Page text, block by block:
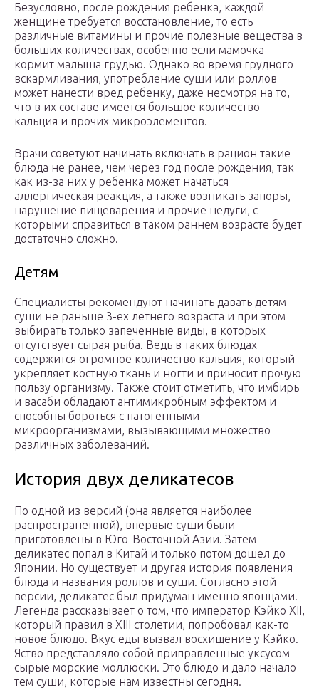
Безусловно, после рождения ребенка, каждой
женщине требуется восстановление, то есть
различные витамины и прочие полезные вещества в
больших количествах, особенно если мамочка
кормит малыша грудью. Однако во время грудного
вскармливания, употребление суши или роллов
может нанести вред ребенку, даже несмотря на то,
что в их составе имеется большое количество
кальция и прочих микроэлементов.
Врачи советуют начинать включать в рацион такие
блюда не ранее, чем через год после рождения, так
как из-за них у ребенка может начаться
аллергическая реакция, а также возникать запоры,
нарушение пищеварения и прочие недуги, с
которыми справиться в таком раннем возрасте будет
достаточно сложно.
Детям
Специалисты рекомендуют начинать давать детям
суши не раньше 3-ех летнего возраста и при этом
выбирать только запеченные виды, в которых
отсутствует сырая рыба. Ведь в таких блюдах
содержится огромное количество кальция, который
укрепляет костную ткань и ногти и приносит прочую
пользу организму. Также стоит отметить, что имбирь
и васаби обладают антимикробным эффектом и
способны бороться с патогенными
микроорганизмами, вызывающими множество
различных заболеваний.
История двух деликатесов
По одной из версий (она является наиболее
распространенной), впервые суши были
приготовлены в Юго-Восточной Азии. Затем
деликатес попал в Китай и только потом дошел до
Японии. Но существует и другая история появления
блюда и названия роллов и суши. Согласно этой
версии, деликатес был придуман именно японцами.
Легенда рассказывает о том, что император Кэйко XII,
который правил в XIII столетии, попробовал как-то
новое блюдо. Вкус еды вызвал восхищение у Кэйко.
Яство представляло собой приправленные уксусом
сырые морские моллюски. Это блюдо и дало начало
тем суши, которые нам известны сегодня.